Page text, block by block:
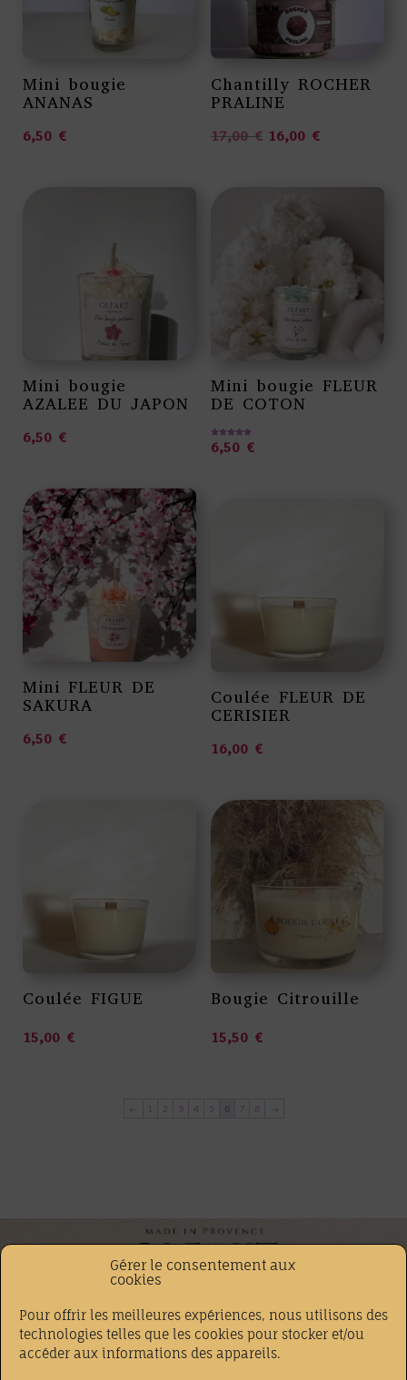
Gérer le consentement aux
cookies
Pour offrir les meilleures expériences, nous utilisons des
technologies telles que les cookies pour stocker et/ou
accéder aux informations des appareils.
Mini bougie
ANANAS
6,50 €
Chantilly ROCHER
PRALINE
17,00€ Le prix initial était :
16,00 €Le prix
Mini bougie
AZALEE DU JAPON
6,50 €
Mini bougie FLEUR
DE COTON
Note
5.00
6,50 €
Mini FLEUR DE
SAKURA
6,50 €
Coulée FLEUR DE
CERISIER
16,00 €
Coulée FIGUE
15,00 €
Bougie Citrouille
15,50 €
← 1 2 3 4 5 6 7 8 →
Adresse
37 Boulevard gambetta
83390 CUERS
Téléphone
07.71.26.09.86